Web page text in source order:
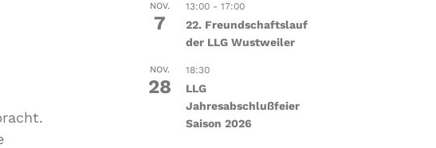
NOV.
7
13:00- 17:00
22. Freundschaftslauf
der LLG Wustweiler
NOV.
28
18:30
LLG
Jahresabschlußfeier
Saison 2026